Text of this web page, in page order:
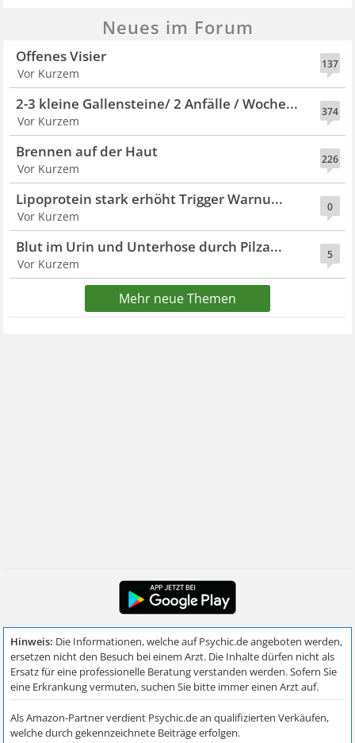
Neues im Forum
137
Offenes Visier
Vor Kurzem
374
2-3 kleine Gallensteine/ 2 Anfälle / Woche...
Vor Kurzem
226
Brennen auf der Haut
Vor Kurzem
0
Lipoprotein stark erhöht Trigger Warnu...
Vor Kurzem
5
Blut im Urin und Unterhose durch Pilza...
Vor Kurzem
Mehr neue Themen